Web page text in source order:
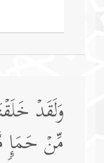
وَلَقَدۡ
مِّنۡ حَمَإࣲ